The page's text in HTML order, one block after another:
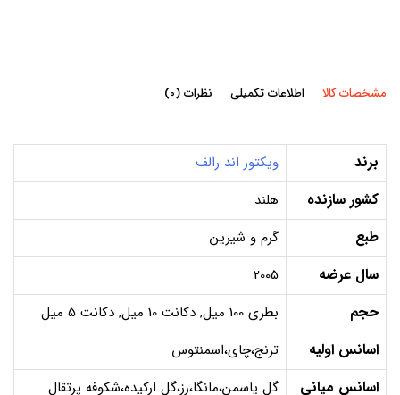
مشخصات کالا اطلاعات تکمیلی نظرات (0)
برند ویکتور اند رالف
کشور سازنده هلند
طبع گرم و شیرین
سال عرضه 2005
حجم بطری 100 میل, دکانت 10 میل, دکانت 5 میل
اسانس اولیه ترنج،چای،اسمنتوس
اسانس میانی گل یاسمن،مانگا،رز،گل ارکیده،شکوفه پرتقال